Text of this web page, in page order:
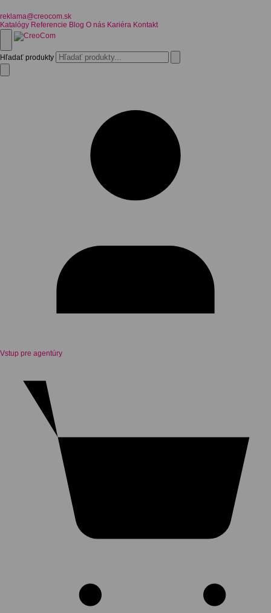
reklama@creocom.sk
Katalógy Referencie Blog O nás Kariéra Kontakt
Hľadať produkty
Vstup pre agentúry